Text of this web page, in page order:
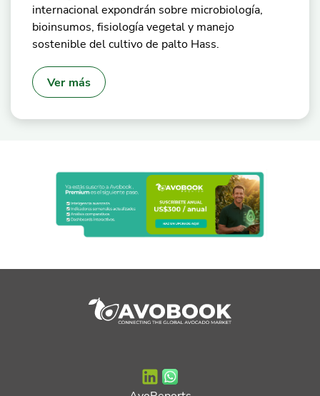
internacional expondrán sobre microbiología,
bioinsumos, fisiología vegetal y manejo
sostenible del cultivo de palto Hass.
Ver más